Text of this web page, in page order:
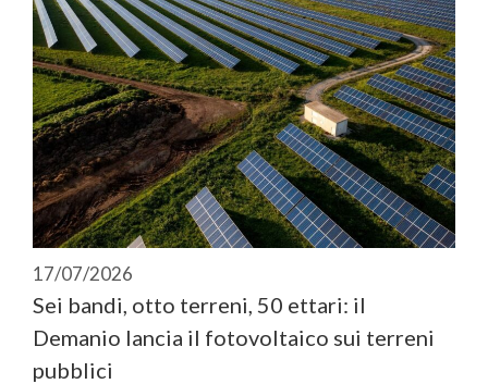
17/07/2026
Sei bandi, otto terreni, 50 ettari: il
Demanio lancia il fotovoltaico sui terreni
pubblici